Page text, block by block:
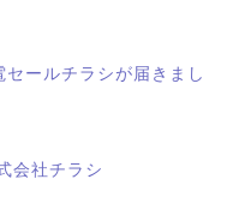
セールチラシが届きまし
会社チラシ